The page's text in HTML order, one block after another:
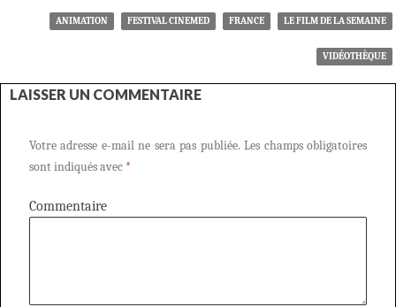
ANIMATION FESTIVAL CINEMED FRANCE LE FILM DE LA SEMAINE
VIDÉOTHÈQUE
LAISSER UN COMMENTAIRE
Votre adresse e-mail ne sera pas publiée. Les champs obligatoires
sont indiqués avec *
Commentaire